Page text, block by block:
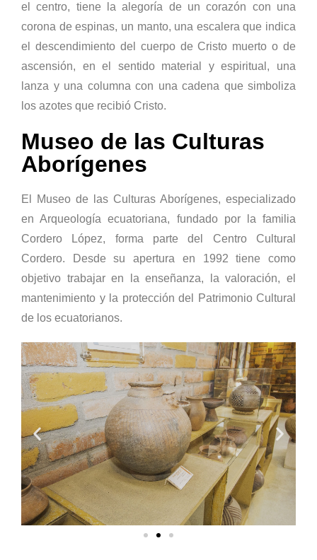
el centro, tiene la alegoría de un corazón con una
corona de espinas, un manto, una escalera que indica
el descendimiento del cuerpo de Cristo muerto o de
ascensión, en el sentido material y espiritual, una
lanza y una columna con una cadena que simboliza
los azotes que recibió Cristo.
Museo de las Culturas
Aborígenes
El Museo de las Culturas Aborígenes, especializado
en Arqueología ecuatoriana, fundado por la familia
Cordero López, forma parte del Centro Cultural
Cordero. Desde su apertura en 1992 tiene como
objetivo trabajar en la enseñanza, la valoración, el
mantenimiento y la protección del Patrimonio Cultural
de los ecuatorianos.